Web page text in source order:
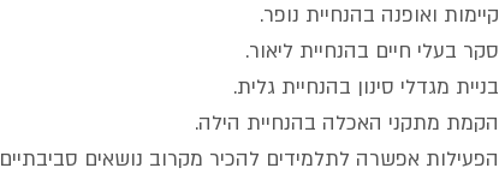
​קיימות ואופנה בהנחיית נופר.
​סקר בעלי חיים בהנחיית ליאור.
​בניית מגדלי סינון בהנחיית גלית.
​הקמת מתקני האכלה בהנחיית הילה.
​הפעילות אפשרה לתלמידים להכיר מקרוב נושאים סביבתיים